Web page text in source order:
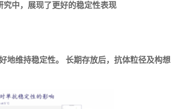
中，展现了更好的稳定性表现
地维持稳定性。
长期存放后，抗体粒径及构想